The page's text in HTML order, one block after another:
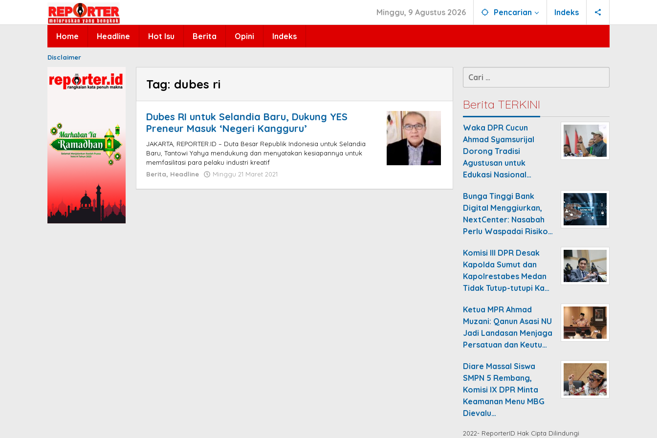
Minggu, 9 Agustus 2026 Pencarian Indeks
Home Headline Hot Isu Berita Opini Indeks
Disclaimer
Tag: dubes ri
Dubes RI untuk Selandia Baru, Dukung YES
Preneur Masuk ‘Negeri Kangguru’
JAKARTA, REPORTER.ID – Duta Besar Republik Indonesia untuk Selandia
Baru, Tantowi Yahya mendukung dan menyatakan kesiapannya untuk
memfasilitasi para pelaku industri kreatif
Berita, Headline Minggu 21 Maret 2021
Cari
untuk:
Berita TERKINI
Waka DPR Cucun
Ahmad Syamsurijal
Dorong Tradisi
Agustusan untuk
Edukasi Nasional…
Bunga Tinggi Bank
Digital Menggiurkan,
NextCenter: Nasabah
Perlu Waspadai Risiko…
Komisi III DPR Desak
Kapolda Sumut dan
Kapolrestabes Medan
Tidak Tutup-tutupi Ka…
Ketua MPR Ahmad
Muzani: Qanun Asasi NU
Jadi Landasan Menjaga
Persatuan dan Keutu…
Diare Massal Siswa
SMPN 5 Rembang,
Komisi IX DPR Minta
Keamanan Menu MBG
Dievalu…
2022- ReporterID Hak Cipta Dilindungi